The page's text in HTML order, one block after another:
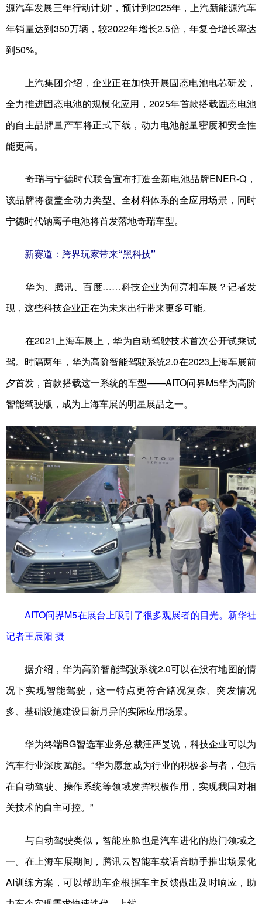
源汽车发展三年行动计划”，预计到2025年，上汽新能源汽车
年销量达到350万辆，较2022年增长2.5倍，年复合增长率达
到50%。
上汽集团介绍，企业正在加快开展固态电池电芯研发，
全力推进固态电池的规模化应用，2025年首款搭载固态电池
的自主品牌量产车将正式下线，动力电池能量密度和安全性
能更高。
奇瑞与宁德时代联合宣布打造全新电池品牌ENER-Q，
该品牌将覆盖全动力类型、全材料体系的全应用场景，同时
宁德时代钠离子电池将首发落地奇瑞车型。
新赛道：跨界玩家带来“黑科技”
华为、腾讯、百度……科技企业为何亮相车展？记者发
现，这些科技企业正在为未来出行带来更多可能。
在2021上海车展上，华为自动驾驶技术首次公开试乘试
驾。时隔两年，华为高阶智能驾驶系统2.0在2023上海车展前
夕首发，首款搭载这一系统的车型——AITO问界M5华为高阶
智能驾驶版，成为上海车展的明星展品之一。
AITO问界M5在展台上吸引了很多观展者的目光。新华社
记者王辰阳 摄
据介绍，华为高阶智能驾驶系统2.0可以在没有地图的情
况下实现智能驾驶，这一特点更符合路况复杂、突发情况
多、基础设施建设日新月异的实际应用场景。
华为终端BG智选车业务总裁汪严旻说，科技企业可以为
汽车行业深度赋能。“华为愿意成为行业的积极参与者，包括
在自动驾驶、操作系统等领域发挥积极作用，实现我国对相
关技术的自主可控。”
与自动驾驶类似，智能座舱也是汽车进化的热门领域之
一。在上海车展期间，腾讯云智能车载语音助手推出场景化
AI训练方案，可以帮助车企根据车主反馈做出及时响应，助